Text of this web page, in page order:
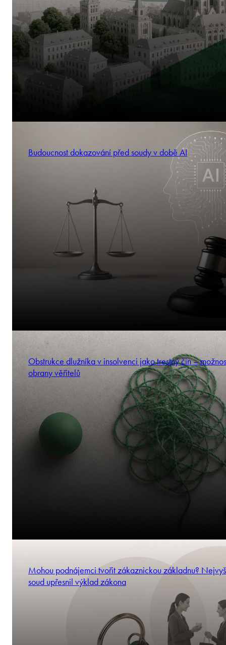
Budoucnost dokazování před soudy v době AI
Obstrukce dlužníka v insolvenci jako trestný čin –
obrany věřitelů
Mohou podnájemci tvořit zákaznickou základnu?
soud upřesnil výklad zákona